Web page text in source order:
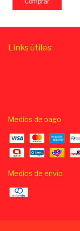
Links útiles:
Medios de pago
Medios de envío